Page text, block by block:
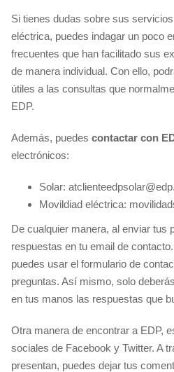
Si tienes dudas sobre sus
eléctrica, puedes indagar un poco
frecuentes que han facilitado sus
de manera individual. Con ello,
útiles a las consultas que
EDP.
Además, puedes contactar con
electrónicos:
Solar:
Movildiad eléctrica:
De cualquier manera, al enviar tus
respuestas en tu email de
puedes usar el formulario de
preguntas. Así mismo, solo
en tus manos las respuestas que
Otra manera de encontrar a EDP,
sociales de Facebook y Twitter. A
presentan, puedes dejar tus